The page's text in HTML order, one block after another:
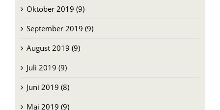
Oktober 2019 (9)
September 2019 (9)
August 2019 (9)
Juli 2019 (9)
Juni 2019 (8)
Mai 2019 (9)